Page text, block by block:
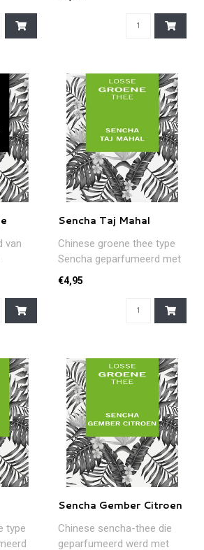
bladeren d..
van
Sencha Taj Mahal
Chinese groene thee type
Sencha geparfumeerd met
citroen vanille en zoete
appel...
€4,95
type
Sencha Gember Citroen
Chinese sencha-thee die
geparfumeerd werd met